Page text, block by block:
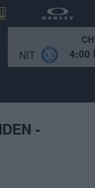
NIT 4:00
-